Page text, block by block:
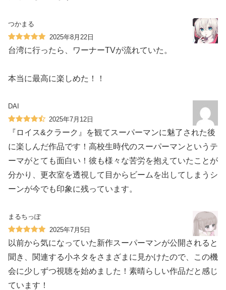
つかまる
2025年8月22日
台湾に行ったら、ワーナーTVが流れていた。
本当に最高に楽しめた！！
DAI
2025年7月12日
『ロイス&クラーク』を観てスーパーマンに魅了された後
に楽しんだ作品です！高校生時代のスーパーマンというテ
ーマがとても面白い！彼も様々な苦労を抱えていたことが
分かり、更衣室を透視して目からビームを出してしまうシ
ーンが今でも印象に残っています。
まるちっぽ
2025年7月5日
以前から気になっていた新作スーパーマンが公開されると
聞き、関連する小ネタをさまざまに見かけたので、この機
会に少しずつ視聴を始めました！素晴らしい作品だと感じ
ています！